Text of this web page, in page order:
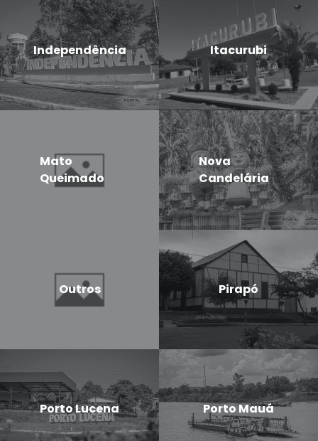
Independência Itacurubi
Mato
Queimado
Nova
Candelária
Outros Pirapó
Porto Lucena Porto Mauá